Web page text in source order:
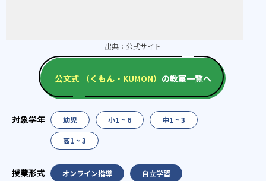
出典： 公式サイト
公文式 （くもん・KUMON） の教室一覧へ
幼児 小1 ~ 6 中1 ~ 3
高1 ~ 3
オンライン指導 自立学習